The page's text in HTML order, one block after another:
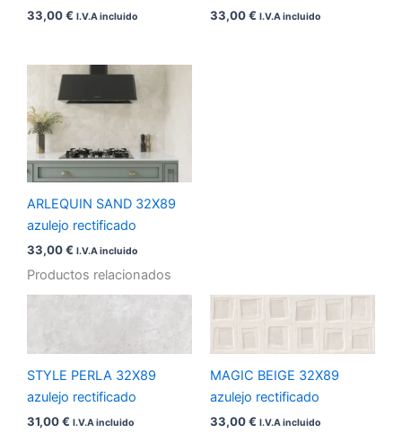
33,00€ I.V.A incluido 33,00€ I.V.A incluido
ARLEQUIN SAND 32X89
azulejo rectificado
33,00€ I.V.A incluido
Productos relacionados
STYLE PERLA 32X89
azulejo rectificado
31,00€ I.V.A incluido
MAGIC BEIGE 32X89
azulejo rectificado
33,00€ I.V.A incluido